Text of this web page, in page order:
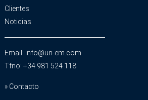
Clientes
Noticias
Email: info@un-em.com
Tfno: +34 981 524 118
» Contacto